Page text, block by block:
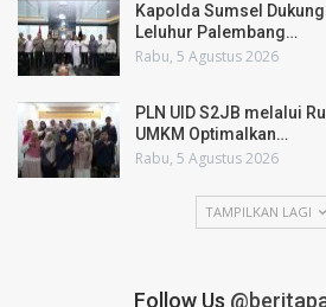
Kapolda Sumsel
Leluhur Palembang…
Rabu, 5 Agustus 2026
PLN UID S2JB melalui
UMKM Optimalkan…
Rabu, 5 Agustus 2026
TAMPILKAN LAGI
Follow Us